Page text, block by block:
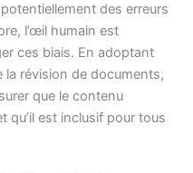
des erreurs
l’œil humain est
ces biais. En adoptant
révision de documents,
que le contenu
qu’il est inclusif pour tous